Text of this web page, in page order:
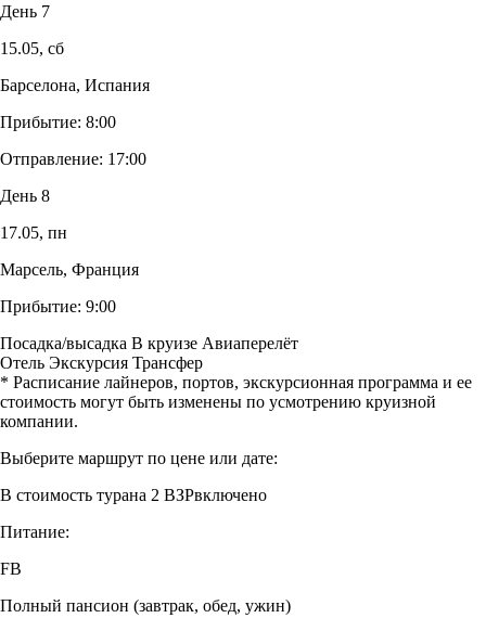
День 7
15.05, сб
Барселона, Испания
Прибытие: 8:00
Отправление: 17:00
День 8
17.05, пн
Марсель, Франция
Прибытие: 9:00
Посадка/высадка В круизе Авиаперелёт
Отель Экскурсия Трансфер
* Расписание лайнеров, портов, экскурсионная программа и ее
стоимость могут быть изменены по усмотрению круизной
компании.
Выберите маршрут по цене или дате:
В стоимость турана 2 ВЗРвключено
Питание:
FB
Полный пансион (завтрак, обед, ужин)